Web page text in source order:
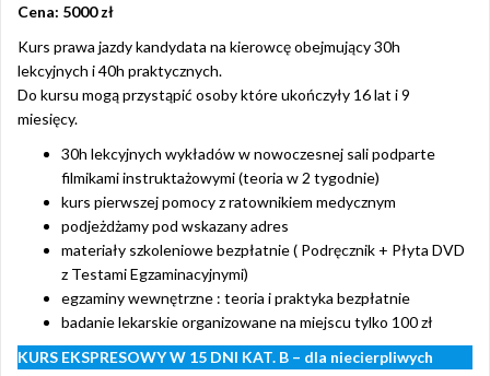
Cena: 5000 zł
Kurs prawa jazdy kandydata na kierowcę obejmujący 30h
lekcyjnych i 40h praktycznych.
Do kursu mogą przystąpić osoby które ukończyły 16 lat i 9
miesięcy.
30h lekcyjnych wykładów w nowoczesnej sali podparte
filmikami instruktażowymi (teoria w 2 tygodnie)
kurs pierwszej pomocy z ratownikiem medycznym
podjeżdżamy pod wskazany adres
materiały szkoleniowe bezpłatnie ( Podręcznik + Płyta DVD
z Testami Egzaminacyjnymi)
egzaminy wewnętrzne : teoria i praktyka bezpłatnie
badanie lekarskie organizowane na miejscu tylko 100 zł
KURS EKSPRESOWY W 15 DNI KAT. B – dla niecierpliwych